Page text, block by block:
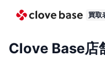
買取
Clove Base店